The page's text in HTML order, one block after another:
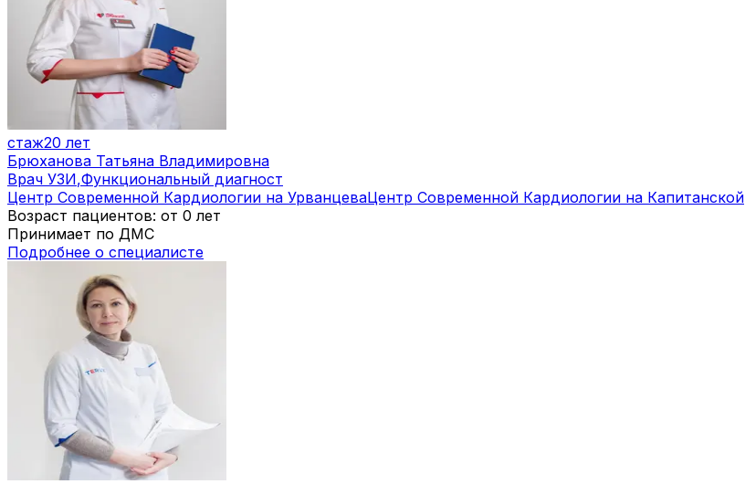
стаж20 лет
Брюханова Татьяна Владимировна
Врач УЗИ,Функциональный диагност
Центр Современной Кардиологии на УрванцеваЦентр Современной Кардиологии на Капитанской
Возраст пациентов: от 0 лет
Принимает по ДМС
Подробнее о специалисте